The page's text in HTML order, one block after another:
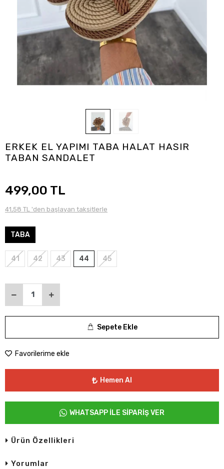
ERKEK EL YAPIMI TABA HALAT HASIR
TABAN SANDALET
499,00 TL
41,58 TL 'den başlayan taksitlerle
TABA
41 42 43 44 45
Sepete Ekle
Favorilerime ekle
Hemen Al
WHATSAPP İLE SİPARİŞ VER
Ürün Özellikleri
Yorumlar